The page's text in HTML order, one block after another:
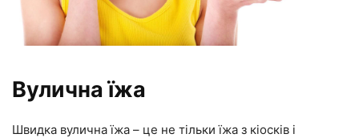
Вулична їжа
Швидка вулична їжа – це не тільки їжа з кіосків і